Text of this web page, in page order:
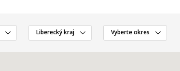
Liberecký kraj Vyberte okres